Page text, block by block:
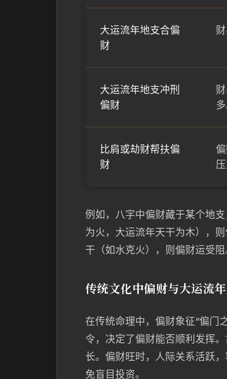
大运流年地支合偏
财
大运流年地支冲刑
偏财
多
比肩或劫财帮扶偏
财
压
例如，八字中偏财藏于某个地
为火，大运流年天干为木），
干（如水克火），则偏财运受阻
传统文化中偏财与大运流
在传统命理中，偏财象征“偏门
令，决定了偏财能否顺利发挥
长。偏财旺时，人际关系活跃
免盲目投资。